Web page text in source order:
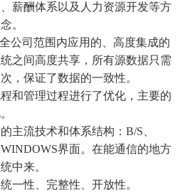
薪酬体系以及人力资源开发等方
。
司范围内应用的、高度集成的
之间高度共享，所有源数据只需
，保证了数据的一致性。
管理过程进行了优化，主要的
流技术和体系结构：B/S、
界面。在能通信的地方
中来。
性、完整性、开放性。